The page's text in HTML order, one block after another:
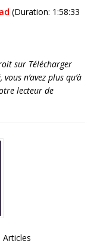
(Duration: 1:58:33
sur Télécharger
n’avez plus qu’à
lecteur de
Articles